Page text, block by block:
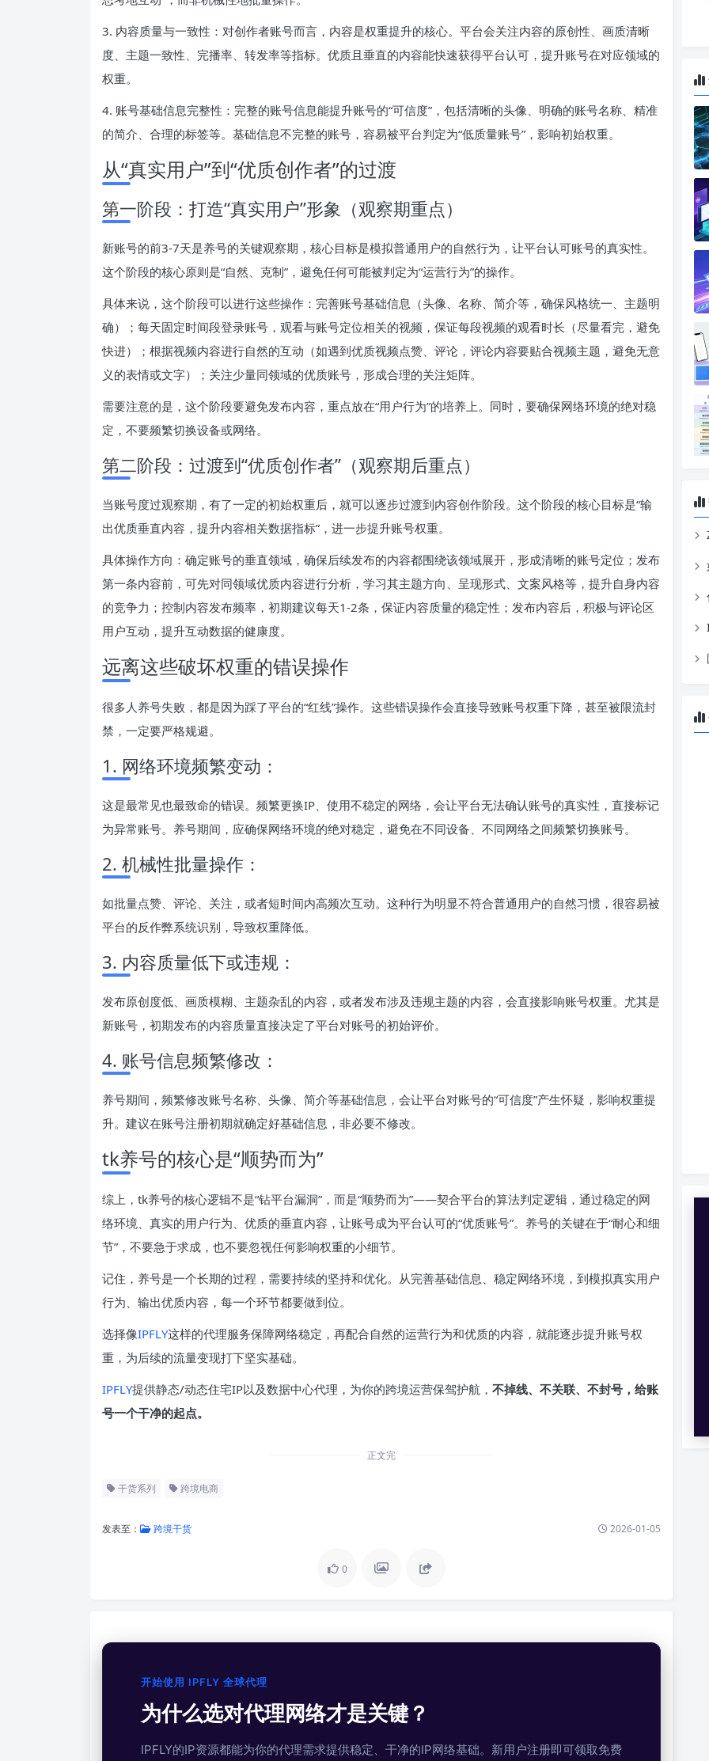
3. 内容质量与一致性：对创作者账号而言，内容是权重提升的核心。平台会关注内容的原创性、画质清晰
度、主题一致性、完播率、转发率等指标。优质且垂直的内容能快速获得平台认可，提升账号在对应领域的
权重。
4. 账号基础信息完整性：完整的账号信息能提升账号的“可信度”，包括清晰的头像、明确的账号名称、精准
的简介、合理的标签等。基础信息不完整的账号，容易被平台判定为“低质量账号”，影响初始权重。
从“真实用户”到“优质创作者”的过渡
第一阶段：打造“真实用户”形象（观察期重点）
新账号的前3-7天是养号的关键观察期，核心目标是模拟普通用户的自然行为，让平台认可账号的真实性。
这个阶段的核心原则是“自然、克制”，避免任何可能被判定为“运营行为”的操作。
具体来说，这个阶段可以进行这些操作：完善账号基础信息（头像、名称、简介等，确保风格统一、主题明
确）；每天固定时间段登录账号，观看与账号定位相关的视频，保证每段视频的观看时长（尽量看完，避免
快进）；根据视频内容进行自然的互动（如遇到优质视频点赞、评论，评论内容要贴合视频主题，避免无意
义的表情或文字）；关注少量同领域的优质账号，形成合理的关注矩阵。
需要注意的是，这个阶段要避免发布内容，重点放在“用户行为”的培养上。同时，要确保网络环境的绝对稳
定，不要频繁切换设备或网络。
第二阶段：过渡到“优质创作者”（观察期后重点）
当账号度过观察期，有了一定的初始权重后，就可以逐步过渡到内容创作阶段。这个阶段的核心目标是“输
出优质垂直内容，提升内容相关数据指标”，进一步提升账号权重。
具体操作方向：确定账号的垂直领域，确保后续发布的内容都围绕该领域展开，形成清晰的账号定位；发布
第一条内容前，可先对同领域优质内容进行分析，学习其主题方向、呈现形式、文案风格等，提升自身内容
的竞争力；控制内容发布频率，初期建议每天1-2条，保证内容质量的稳定性；发布内容后，积极与评论区
用户互动，提升互动数据的健康度。
远离这些破坏权重的错误操作
很多人养号失败，都是因为踩了平台的“红线”操作。这些错误操作会直接导致账号权重下降，甚至被限流封
禁，一定要严格规避。
1. 网络环境频繁变动：
这是最常见也最致命的错误。频繁更换IP、使用不稳定的网络，会让平台无法确认账号的真实性，直接标记
为异常账号。养号期间，应确保网络环境的绝对稳定，避免在不同设备、不同网络之间频繁切换账号。
2. 机械性批量操作：
如批量点赞、评论、关注，或者短时间内高频次互动。这种行为明显不符合普通用户的自然习惯，很容易被
平台的反作弊系统识别，导致权重降低。
3. 内容质量低下或违规：
发布原创度低、画质模糊、主题杂乱的内容，或者发布涉及违规主题的内容，会直接影响账号权重。尤其是
新账号，初期发布的内容质量直接决定了平台对账号的初始评价。
4. 账号信息频繁修改：
养号期间，频繁修改账号名称、头像、简介等基础信息，会让平台对账号的“可信度”产生怀疑，影响权重提
升。建议在账号注册初期就确定好基础信息，非必要不修改。
tk养号的核心是“顺势而为”
综上，tk养号的核心逻辑不是“钻平台漏洞”，而是“顺势而为”——契合平台的算法判定逻辑，通过稳定的网
络环境、真实的用户行为、优质的垂直内容，让账号成为平台认可的“优质账号”。养号的关键在于“耐心和细
节”，不要急于求成，也不要忽视任何影响权重的小细节。
记住，养号是一个长期的过程，需要持续的坚持和优化。从完善基础信息、稳定网络环境，到模拟真实用户
行为、输出优质内容，每一个环节都要做到位。
选择像IPFLY这样的代理服务保障网络稳定，再配合自然的运营行为和优质的内容，就能逐步提升账号权
重，为后续的流量变现打下坚实基础。
IPFLY提供静态/动态住宅IP以及数据中心代理，为你的跨境运营保驾护航， 不掉线、不关联、不封号，给账
号一个干净的起点。
正文完
干货系列 跨境电商
发表至： 跨境干货 2026-01-05
0
开始使用 IPFLY 全球代理
为什么选对代理网络才是关键？
IPFLY的IP资源都能为你的代理需求提供稳定、干净的IP网络基础。新用户注册即可领取免费